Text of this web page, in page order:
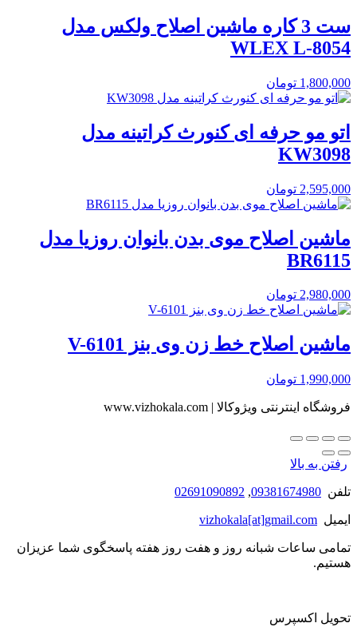
ست 3 کاره ماشین اصلاح ولکس مدل
WLEX L-8054
1,800,000 تومان
اتو مو حرفه ای کنورث کراتینه مدل
KW3098
2,595,000 تومان
ماشین اصلاح موی بدن بانوان روزیا مدل
BR6115
2,980,000 تومان
ماشین اصلاح خط زن وی بنز V-6101
1,990,000 تومان
فروشگاه اینترنتی ویژوکالا | www.vizhokala.com
رفتن به بالا
تلفن 09381674980
,
02691090892
ایمیل vizhokala[at]gmail.com
تمامی ساعات شبانه روز و هفت روز هفته پاسخگوی شما عزیزان
هستیم.
تحویل اکسپرس